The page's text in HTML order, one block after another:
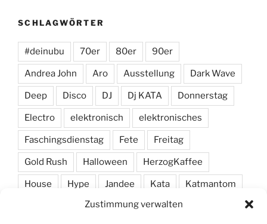
Zustimmung verwalten
SCHLAGWÖRTER
#deinubu 70er 80er 90er
Andrea John Aro Ausstellung Dark Wave
Deep Disco DJ Dj KATA Donnerstag
Electro elektronisch elektronisches
Faschingsdienstag Fete Freitag
Gold Rush Halloween HerzogKaffee
House Hype Jandee Kata Katmantom
Manic Markus Haas